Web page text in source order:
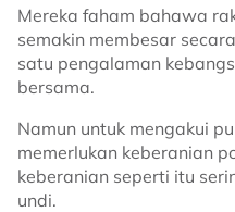
Mereka faham bahawa
semakin membesar
satu pengalaman
bersama.
Namun untuk mengakui
memerlukan keberanian
keberanian seperti itu
undi.